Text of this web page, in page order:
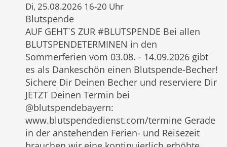
Di, 25.08.2026 16-20 Uhr
Blutspende
AUF GEHT`S ZUR #BLUTSPENDE Bei allen
BLUTSPENDETERMINEN in den
Sommerferien vom 03.08. - 14.09.2026 gibt
es als Dankeschön einen Blutspende-Becher!
Sichere Dir Deinen Becher und reserviere Dir
JETZT Deinen Termin bei
@blutspendebayern:
www.blutspendedienst.com/termine Gerade
in der anstehenden Ferien- und Reisezeit